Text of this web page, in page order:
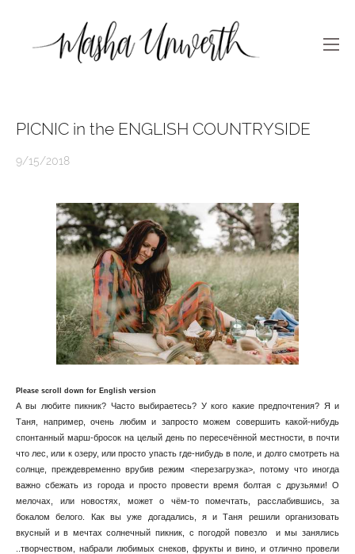
PICNIC in the ENGLISH COUNTRYSIDE
9/15/2018
Please scroll down for English version
А вы любите пикник? Часто выбираетесь? У кого какие предпочтения? Я и
Таня, например, очень любим и запросто можем совершить какой-нибудь
спонтанный марш-бросок на целый день по пересечённой местности, в почти
что лес, или к озеру, или просто упасть где-нибудь в поле, и долго смотреть на
солнце, преждевременно врубив режим <перезагрузка>, потому что иногда
важно сбежать из города и просто провести время болтая с друзьями! О
мелочах, или новостях, может о чём-то помечтать, расслабившись, за
бокалом белого. Как вы уже догадались, я и Таня решили организовать
вкусный и в мечтах солнечный пикник, с погодой повезло и мы занялись
..творчеством, набрали любимых снеков, фрукты и вино, и отлично провели